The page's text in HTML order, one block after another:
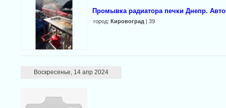
Промывка радиатора печки Днепр.
город: Кировоград | 39
Воскресенье, 14 апр 2024